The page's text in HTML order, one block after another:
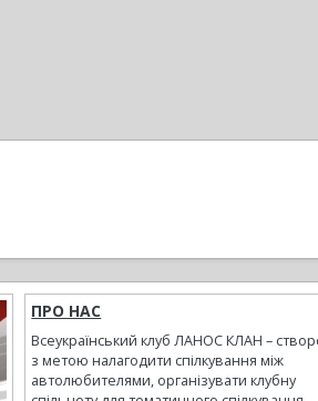
ПРО НАС
Всеукраїнський клуб ЛАНОС КЛАН –
з метою налагодити спілкування між
автолюбителями, організувати клубну